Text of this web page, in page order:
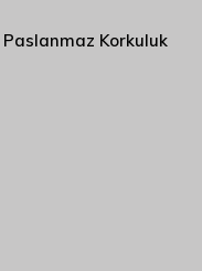
Paslanmaz Korkuluk